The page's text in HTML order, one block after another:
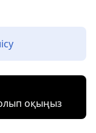
оқыңыз